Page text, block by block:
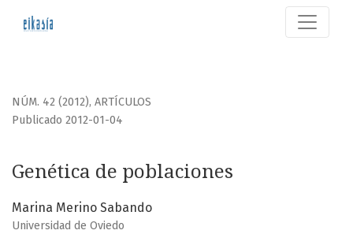
NÚM. 42 (2012), ARTÍCULOS
Genética de poblaciones
Publicado 2012-01-04
Marina Merino Sabando
Universidad de Oviedo